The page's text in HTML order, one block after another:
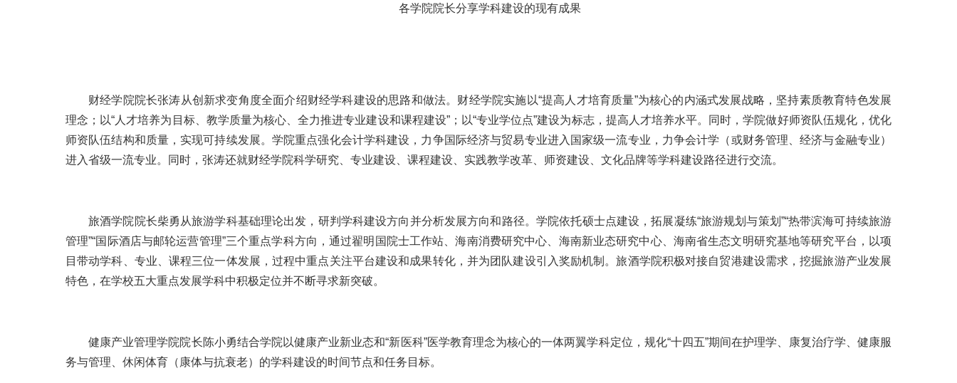
各学院院长分享学科建设的现有成果
财经学院院长张涛从创新求变角度全面介绍财经学科建设的思路和做法。财经学院实施以“提高人才培育质量”为核心的内涵式发展战略，坚持素质教育特色发展
理念；以“人才培养为目标、教学质量为核心、全力推进专业建设和课程建设”；以“专业学位点”建设为标志，提高人才培养水平。同时，学院做好师资队伍规化，优化
师资队伍结构和质量，实现可持续发展。学院重点强化会计学科建设，力争国际经济与贸易专业进入国家级一流专业，力争会计学（或财务管理、经济与金融专业）
进入省级一流专业。同时，张涛还就财经学院科学研究、专业建设、课程建设、实践教学改革、师资建设、文化品牌等学科建设路径进行交流。
旅酒学院院长柴勇从旅游学科基础理论出发，研判学科建设方向并分析发展方向和路径。学院依托硕士点建设，拓展凝练“旅游规划与策划”“热带滨海可持续旅游
管理”“国际酒店与邮轮运营管理”三个重点学科方向，通过翟明国院士工作站、海南消费研究中心、海南新业态研究中心、海南省生态文明研究基地等研究平台，以项
目带动学科、专业、课程三位一体发展，过程中重点关注平台建设和成果转化，并为团队建设引入奖励机制。旅酒学院积极对接自贸港建设需求，挖掘旅游产业发展
特色，在学校五大重点发展学科中积极定位并不断寻求新突破。
健康产业管理学院院长陈小勇结合学院以健康产业新业态和“新医科”医学教育理念为核心的一体两翼学科定位，规化“十四五”期间在护理学、康复治疗学、健康服
务与管理、休闲体育（康体与抗衰老）的学科建设的时间节点和任务目标。